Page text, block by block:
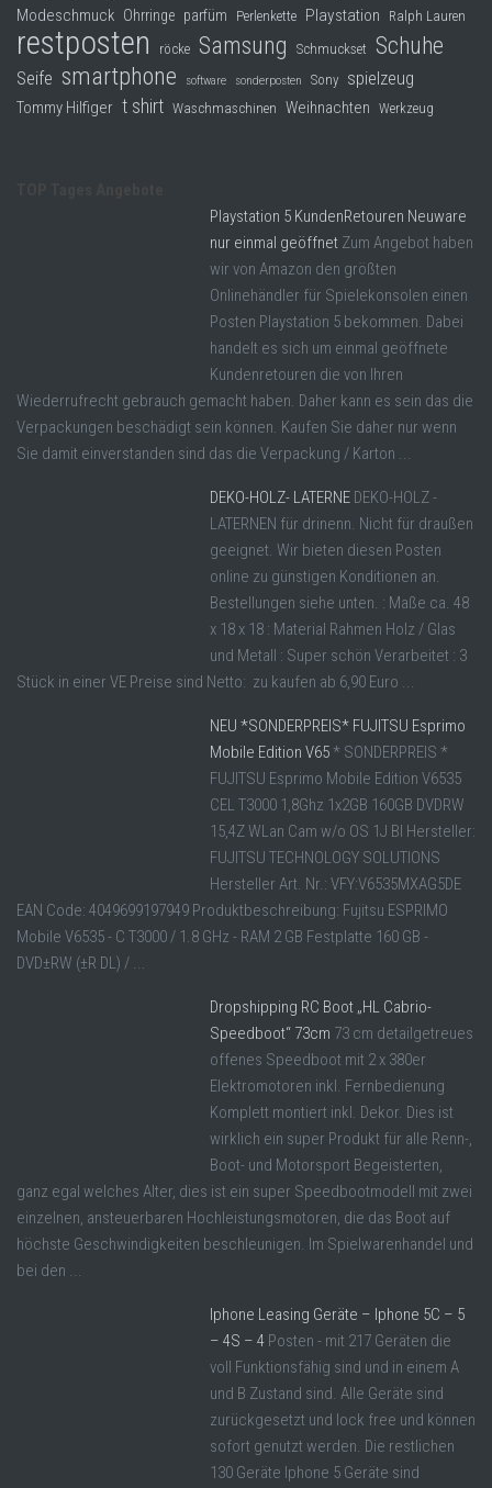
Modeschmuck Ohrringe parfüm Perlenkette Playstation Ralph Lauren
restposten röcke Samsung Schmuckset Schuhe
Seife smartphone software sonderposten Sony spielzeug
Tommy Hilfiger t shirt Waschmaschinen Weihnachten Werkzeug
Playstation 5 KundenRetouren Neuware
nur einmal geöffnet Zum Angebot haben
wir von Amazon den größten
Onlinehändler für Spielekonsolen einen
Posten Playstation 5 bekommen. Dabei
handelt es sich um einmal geöffnete
Kundenretouren die von Ihren
Wiederrufrecht gebrauch gemacht haben. Daher kann es sein das die
Verpackungen beschädigt sein können. Kaufen Sie daher nur wenn
Sie damit einverstanden sind das die Verpackung / Karton ...
DEKO-HOLZ- LATERNE DEKO-HOLZ -
LATERNEN für drinenn. Nicht für draußen
geeignet. Wir bieten diesen Posten
online zu günstigen Konditionen an.
Bestellungen siehe unten. : Maße ca. 48
x 18 x 18 : Material Rahmen Holz / Glas
und Metall : Super schön Verarbeitet : 3
Stück in einer VE Preise sind Netto: zu kaufen ab 6,90 Euro ...
NEU *SONDERPREIS* FUJITSU Esprimo
Mobile Edition V65 * SONDERPREIS *
FUJITSU Esprimo Mobile Edition V6535
CEL T3000 1,8Ghz 1x2GB 160GB DVDRW
15,4Z WLan Cam w/o OS 1J BI Hersteller:
FUJITSU TECHNOLOGY SOLUTIONS
Hersteller Art. Nr.: VFY:V6535MXAG5DE
EAN Code: 4049699197949 Produktbeschreibung: Fujitsu ESPRIMO
Mobile V6535 - C T3000 / 1.8 GHz - RAM 2 GB Festplatte 160 GB -
DVD±RW (±R DL) / ...
Dropshipping RC Boot „HL Cabrio-
Speedboot“ 73cm 73 cm detailgetreues
offenes Speedboot mit 2 x 380er
Elektromotoren inkl. Fernbedienung
Komplett montiert inkl. Dekor. Dies ist
wirklich ein super Produkt für alle Renn-,
Boot- und Motorsport Begeisterten,
ganz egal welches Alter, dies ist ein super Speedbootmodell mit zwei
einzelnen, ansteuerbaren Hochleistungsmotoren, die das Boot auf
höchste Geschwindigkeiten beschleunigen. Im Spielwarenhandel und
bei den ...
Iphone Leasing Geräte – Iphone 5C – 5
– 4S – 4 Posten - mit 217 Geräten die
voll Funktionsfähig sind und in einem A
und B Zustand sind. Alle Geräte sind
zurückgesetzt und lock free und können
sofort genutzt werden. Die restlichen
130 Geräte Iphone 5 Geräte sind